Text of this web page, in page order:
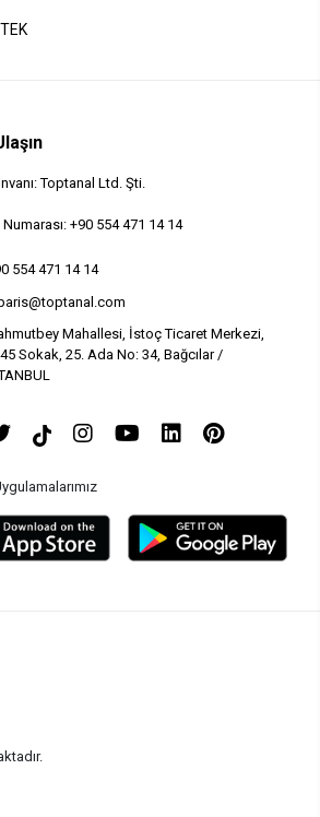
Toptanal Ltd. Şti.
+90 554 471 14 14
554 471 14 14
Mahallesi, İstoç Ticaret Merkezi,
Sokak, 25. Ada No: 34, Bağcılar /